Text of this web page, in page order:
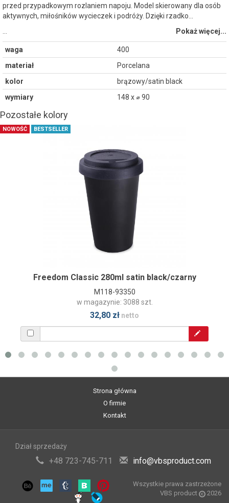
przed przypadkowym rozlaniem napoju. Model skierowany dla osób
aktywnych, miłośników wycieczek i podróży. Dzięki rzadko...
Pokaż więcej...
waga
400
materiał
Porcelana
kolor
brązowy/satin black
wymiary
148 x ⌀ 90
Pozostałe kolory
NOWOŚĆ BESTSELLER
Freedom Classic 280ml satin black/czarny
M118-93350
w magazynie: 3088 szt.
32,80 zł netto
Strona główna
O firmie
Kontakt
Dział sprzedaży
+48 723-745-711 info@vbsproduct.com
Wszystkie prawa zastrzeżone
VBS product
2026